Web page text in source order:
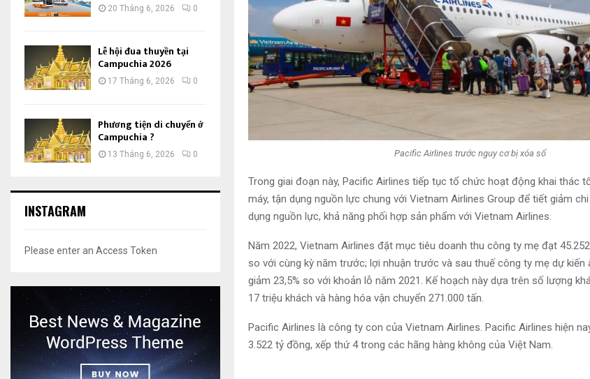
Pacific Airlines trước nguy cơ bị xóa sổ
Trong giai đoạn này, Pacific Airlines tiếp tục tổ chức hoạt động khai thác
máy, tận dụng nguồn lực chung với Vietnam Airlines Group để tiết giảm
dụng nguồn lực, khả năng phối hợp sản phẩm với Vietnam Airlines.
Năm 2022, Vietnam Airlines đặt mục tiêu doanh thu công ty mẹ đạt
so với cùng kỳ năm trước; lợi nhuận trước và sau thuế công ty mẹ dự kiến
giảm 23,5% so với khoản lỗ năm 2021. Kế hoạch này dựa trên số lượng
17 triệu khách và hàng hóa vận chuyển 271.000 tấn.
Pacific Airlines là công ty con của Vietnam Airlines. Pacific Airlines hiện
3.522 tỷ đồng, xếp thứ 4 trong các hãng hàng không của Việt Nam.
20 Tháng 6, 2026 0
Lễ hội đua thuyền tại
Campuchia 2026
17 Tháng 6, 2026 0
Phương tiện di chuyển ở
Campuchia ?
13 Tháng 6, 2026 0
INSTAGRAM
Please enter an Access Token